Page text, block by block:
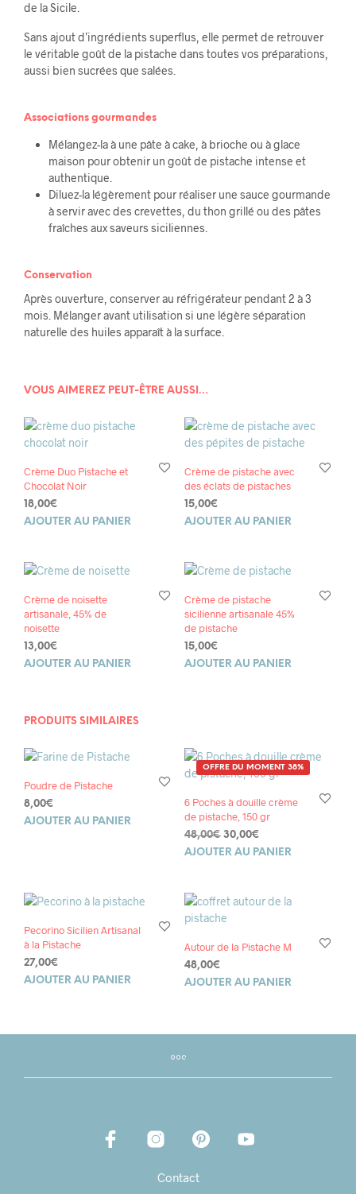
de la Sicile.
Sans ajout d’ingrédients superflus, elle permet de retrouver
le véritable goût de la pistache dans toutes vos préparations,
aussi bien sucrées que salées.
Associations gourmandes
Mélangez-la à une pâte à cake, à brioche ou à glace
maison pour obtenir un goût de pistache intense et
authentique.
Diluez-la légèrement pour réaliser une sauce gourmande
à servir avec des crevettes, du thon grillé ou des pâtes
fraîches aux saveurs siciliennes.
Conservation
Après ouverture, conserver au réfrigérateur pendant 2 à 3
mois. Mélanger avant utilisation si une légère séparation
naturelle des huiles apparaît à la surface.
VOUS AIMEREZ PEUT-ÊTRE AUSSI…
Crème Duo Pistache et
Chocolat Noir
18,00€
AJOUTER AU PANIER
Crème de pistache avec
des éclats de pistaches
15,00€
AJOUTER AU PANIER
Crème de noisette
artisanale, 45% de
noisette
13,00€
AJOUTER AU PANIER
Crème de pistache
sicilienne artisanale 45%
de pistache
15,00€
AJOUTER AU PANIER
PRODUITS SIMILAIRES
Poudre de Pistache
8,00€
AJOUTER AU PANIER
OFFRE DU MOMENT 38%
6 Poches à douille crème
de pistache, 150 gr
48,00€ Le
prix
48,00€.
30,00€Le
prix
30,00€.
AJOUTER AU PANIER
Pecorino Sicilien Artisanal
à la Pistache
27,00€
AJOUTER AU PANIER
Autour de la Pistache M
48,00€
AJOUTER AU PANIER
Contact